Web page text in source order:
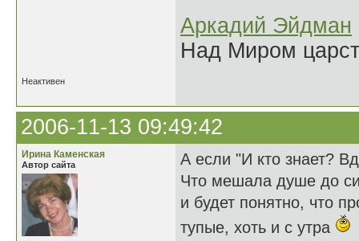
Аркадий Эйдман
Над Миром
Неактивен
2006-11-13 09:49:42
Ирина Каменская
Автор сайта
А если "И кто знает?
Что мешала душе до
и будет понятно, что
тупые, хоть и с утра